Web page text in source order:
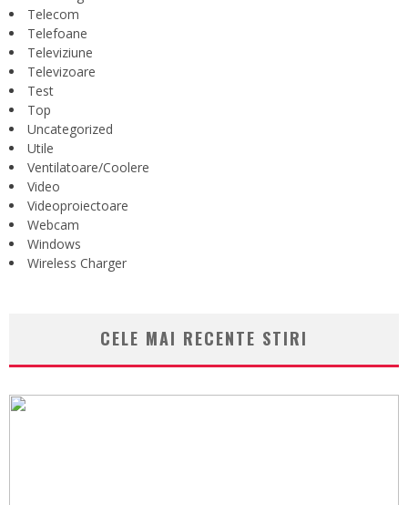
Telecom
Telefoane
Televiziune
Televizoare
Test
Top
Uncategorized
Utile
Ventilatoare/Coolere
Video
Videoproiectoare
Webcam
Windows
Wireless Charger
CELE MAI RECENTE STIRI